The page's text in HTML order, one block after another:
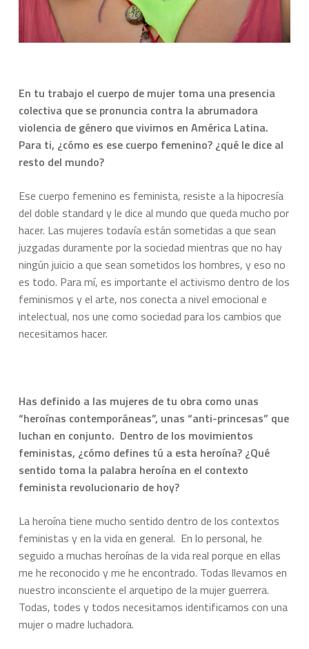
En tu trabajo el cuerpo de mujer toma una presencia
colectiva que se pronuncia contra la abrumadora
violencia de género que vivimos en América Latina.
Para ti, ¿cómo es ese cuerpo femenino? ¿qué le dice al
resto del mundo?
Ese cuerpo femenino es feminista, resiste a la hipocresía
del doble standard y le dice al mundo que queda mucho por
hacer. Las mujeres todavía están sometidas a que sean
juzgadas duramente por la sociedad mientras que no hay
ningún juicio a que sean sometidos los hombres, y eso no
es todo. Para mí, es importante el activismo dentro de los
feminismos y el arte, nos conecta a nivel emocional e
intelectual, nos une como sociedad para los cambios que
necesitamos hacer.
Has definido a las mujeres de tu obra como unas
“heroínas contemporáneas”, unas “anti-princesas” que
luchan en conjunto. Dentro de los movimientos
feministas, ¿cómo defines tú a esta heroína? ¿Qué
sentido toma la palabra heroína en el contexto
feminista revolucionario de hoy?
La heroína tiene mucho sentido dentro de los contextos
feministas y en la vida en general. En lo personal, he
seguido a muchas heroínas de la vida real porque en ellas
me he reconocido y me he encontrado. Todas llevamos en
nuestro inconsciente el arquetipo de la mujer guerrera.
Todas, todes y todos necesitamos identificarnos con una
mujer o madre luchadora.